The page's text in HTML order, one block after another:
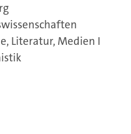
Literatur, Medien I